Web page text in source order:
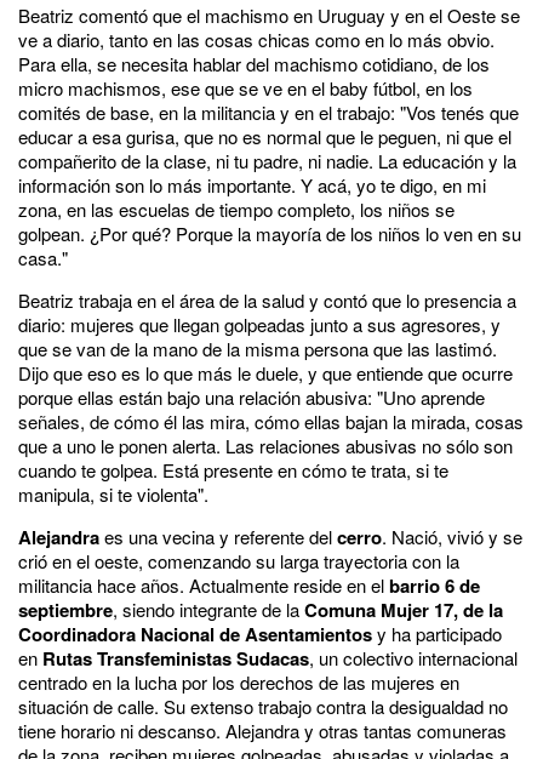
Beatriz comentó que el machismo en Uruguay y en el Oeste se
ve a diario, tanto en las cosas chicas como en lo más obvio.
Para ella, se necesita hablar del machismo cotidiano, de los
micro machismos, ese que se ve en el baby fútbol, en los
comités de base, en la militancia y en el trabajo: "Vos tenés que
educar a esa gurisa, que no es normal que le peguen, ni que el
compañerito de la clase, ni tu padre, ni nadie. La educación y la
información son lo más importante. Y acá, yo te digo, en mi
zona, en las escuelas de tiempo completo, los niños se
golpean. ¿Por qué? Porque la mayoría de los niños lo ven en su
casa."
Beatriz trabaja en el área de la salud y contó que lo presencia a
diario: mujeres que llegan golpeadas junto a sus agresores, y
que se van de la mano de la misma persona que las lastimó.
Dijo que eso es lo que más le duele, y que entiende que ocurre
porque ellas están bajo una relación abusiva: "Uno aprende
señales, de cómo él las mira, cómo ellas bajan la mirada, cosas
que a uno le ponen alerta. Las relaciones abusivas no sólo son
cuando te golpea. Está presente en cómo te trata, si te
manipula, si te violenta".
Alejandraes una vecina y referente delcerro. Nació, vivió y se
crió en el oeste, comenzando su larga trayectoria con la
militancia hace años. Actualmente reside en elbarrio 6 de
septiembre, siendo integrante de laComuna Mujer 17, de la
Coordinadora Nacional de Asentamientosy ha participado
en Rutas Transfeministas Sudacas, un colectivo internacional
centrado en la lucha por los derechos de las mujeres en
situación de calle. Su extenso trabajo contra la desigualdad no
tiene horario ni descanso. Alejandra y otras tantas comuneras